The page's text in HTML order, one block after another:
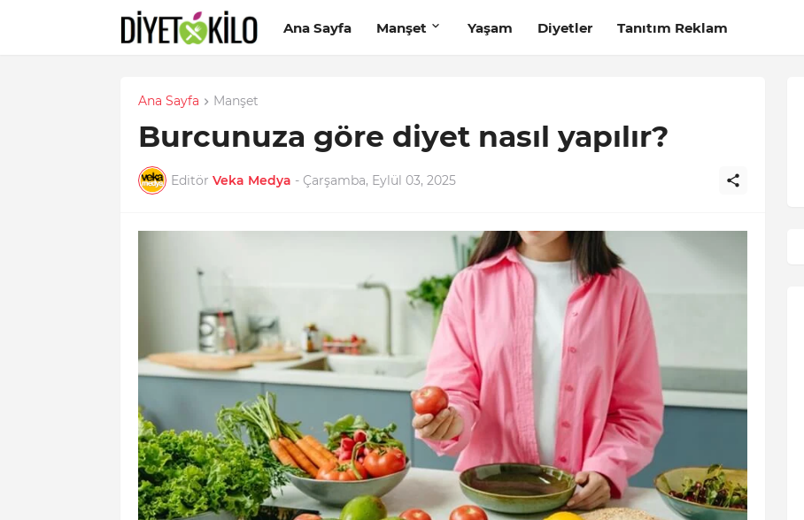
Ana Sayfa Manşet Yaşam Diyetler Tanıtım Reklam
Ana Sayfa Manşet
Burcunuza göre diyet nasıl yapılır?
Editör Veka Medya - Çarşamba, Eylül 03, 2025